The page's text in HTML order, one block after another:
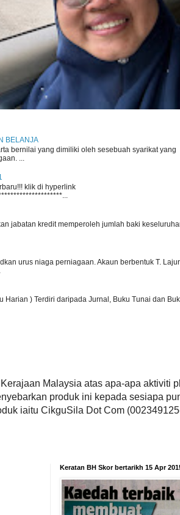
BELANJA
bernilai yang dimiliki oleh sesebuah syarikat yang
...
klik di hyperlink
jabatan kredit memperoleh jumlah baki
urus niaga perniagaan. Akaun berbentuk T. Lajur
Harian ) Terdiri daripada Jurnal, Buku Tunai dan
Malaysia atas apa-apa aktiviti
produk ini kepada sesiapa
iaitu CikguSila Dot Com
Keratan BH Skor bertarikh 15 Apr